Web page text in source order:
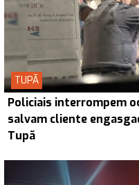
TUPÃ
Policiais interrompem
salvam cliente
Tupã